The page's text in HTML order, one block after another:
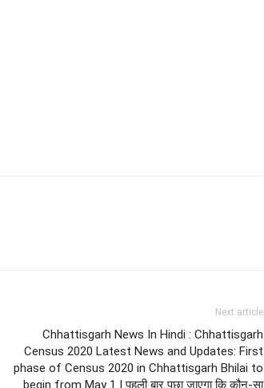
Next article
Chhattisgarh News In Hindi : Chhattisgarh
Census 2020 Latest News and Updates: First
phase of Census 2020 in Chhattisgarh Bhilai to
begin from May 1 | पहली बार पूछा जाएगा कि कौन-सा